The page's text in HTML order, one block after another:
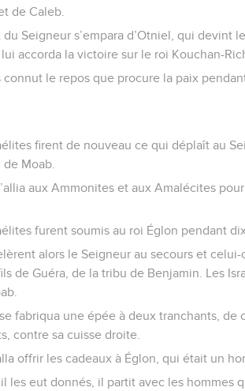
de Caleb.
du Seigneur s’empara d’Otniel, qui
accorda la victoire sur le roi Kouchan-
connut le repos que procure la paix
firent de nouveau ce qui déplaît au
Moab.
aux Ammonites et aux Amalécites
furent soumis au roi Églon pendant
alors le Seigneur au secours et
de Guéra, de la tribu de Benjamin. Les
fabriqua une épée à deux tranchants,
contre sa cuisse droite.
offrir les cadeaux à Églon, qui était un
les eut donnés, il partit avec les hommes